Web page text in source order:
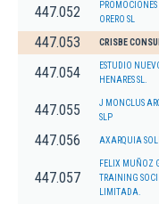
447.052
PROMOCIONES
ORERO SL
447.053 CRISBE
447.054
ESTUDIO
HENARES SL.
447.055
J MONCLUS
SLP
447.056 AXARQUIA
447.057
FELIX MUÑOZ
TRAINING
LIMITADA.